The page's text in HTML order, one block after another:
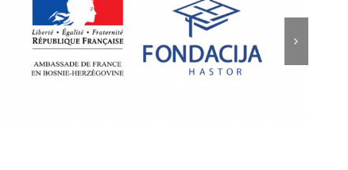
Osnaživanje djevojaka i
mladih žena kroz
mentorsku podršku